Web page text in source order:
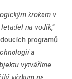
krokem v
na vodík,“
programů
a
vytváříme
výzkum na